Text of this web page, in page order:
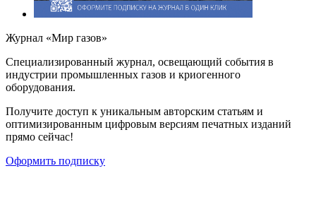
Журнал «Мир газов»
Cпециализированный журнал, освещающий события в
индустрии промышленных газов и криогенного
оборудования.
Получите доступ к уникальным авторским статьям и
оптимизированным цифровым версиям печатных изданий
прямо сейчас!
Оформить подписку